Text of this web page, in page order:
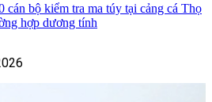
bộ kiểm tra ma túy tại cảng cá Thọ
hợp dương tính